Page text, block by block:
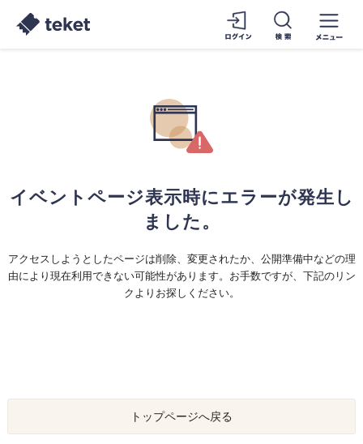
イベントページ表示時にエラーが発生し
ました。
アクセスしようとしたページは削除、変更されたか、公開準備中などの理
由により現在利用できない可能性があります。お手数ですが、下記のリン
クよりお探しください。
トップページへ戻る